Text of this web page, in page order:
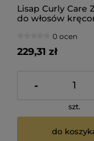
Lisap Curly Care
do włosów
500ml odżywka
0 ocen
229,31 zł
-
szt.
do